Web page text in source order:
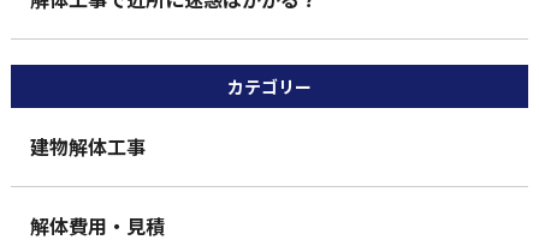
カテゴリー
建物解体工事
解体費用・見積